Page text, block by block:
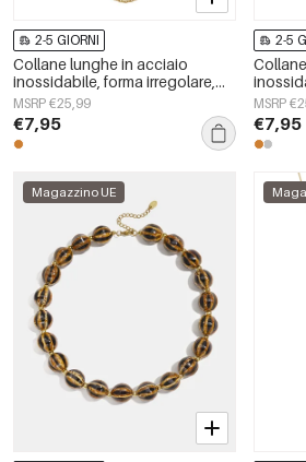
2-5 GIORNI
Collane lunghe in acciaio
inossidabile, forma irregolare,
semplici, serie Simple Daily,
gioielli da donna
MSRP €25,99
€7,95
2-5
donna,
MSRP
€7,95
Magazzino UE